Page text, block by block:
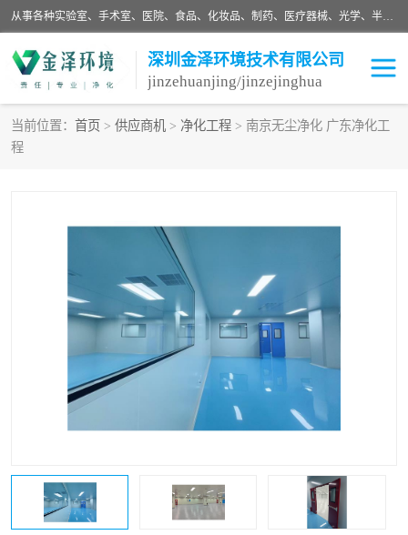
从事各种实验室、手术室、医院、食品、化妆品、制药、医疗器械、光学、半导体、精密电子等无尘车间行业的洁净车间装修设计、净化设备、恒温恒湿空调的设计制作与安装、净化系统工程项目施工及其技术支持服务。
深圳金泽环境技术有限公司
jinzehuanjing/jinzejinghua
当前位置： 首页 > 供应商机 > 净化工程 > 南京无尘净化 广东净化工
程
医药车间净化 生命工程
食品饮料
光电车间
过滤器